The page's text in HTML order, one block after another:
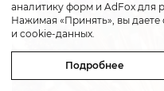
аналитику форм и AdFox для
Нажимая «Принять», вы даете
и cookie-данных.
Подробнее